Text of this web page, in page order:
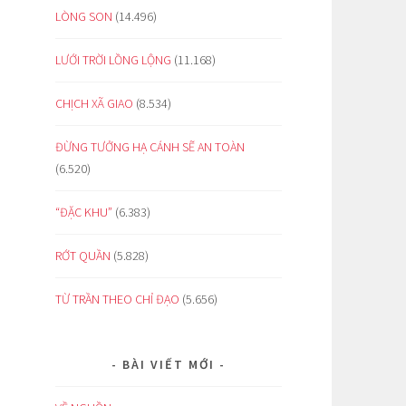
LÒNG SON (14.496)
LƯỚI TRỜI LỒNG LỘNG (11.168)
CHỊCH XÃ GIAO (8.534)
ĐỪNG TƯỞNG HẠ CÁNH SẼ AN TOÀN
(6.520)
“ĐẶC KHU” (6.383)
RỚT QUẦN (5.828)
TỪ TRẦN THEO CHỈ ĐẠO (5.656)
BÀI VIẾT MỚI